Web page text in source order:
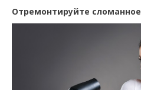
Отремонтируйте сломанное